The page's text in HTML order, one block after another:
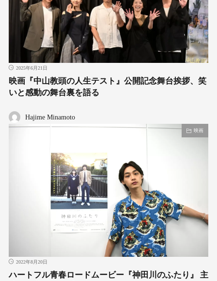
2025年6月21日
映画『中山教頭の人生テスト』公開記念舞台挨拶、笑
いと感動の舞台裏を語る
Hajime Minamoto
映画
2022年8月20日
ハートフル青春ロードムービー『神田川のふたり』 主